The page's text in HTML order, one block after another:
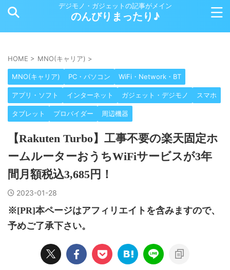
デジモノ・ガジェットの記事がメイン
のんびりまったり♪
HOME > MNO(キャリア) >
MNO(キャリア) PC・パソコン WiFi・Network・BT
アプリ・ソフト インターネット ガジェット・デジモノ スマホ
タブレット プロバイダー 周辺機器
【Rakuten Turbo】工事不要の楽天固定ホ
ームルーターおうちWiFiサービスが3年
間月額税込3,685円！
2023-01-28
※[PR]本ページはアフィリエイトを含みますので、
予めご了承下さい。